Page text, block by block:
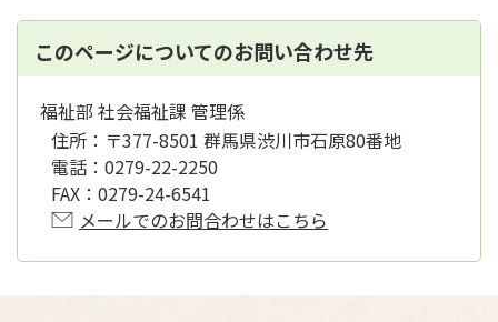
このページについてのお問い合わせ先
福祉部 社会福祉課 管理係
住所： 〒377-8501 群馬県渋川市石原80番地
電話： 0279-22-2250
FAX： 0279-24-6541
メールでのお問合わせはこちら